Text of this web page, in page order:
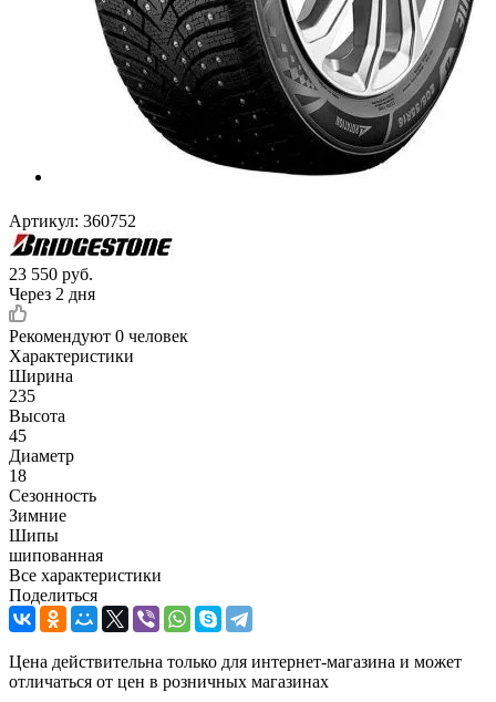
Артикул: 360752
23 550 руб.
Через 2 дня
Рекомендуют 0 человек
Характеристики
Ширина
235
Высота
45
Диаметр
18
Сезонность
Зимние
Шипы
шипованная
Все характеристики
Поделиться
Цена действительна только для интернет-магазина и может
отличаться от цен в розничных магазинах